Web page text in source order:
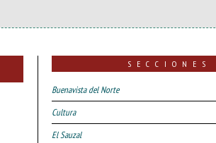
SECCIONES
Buenavista del Norte
Cultura
El Sauzal